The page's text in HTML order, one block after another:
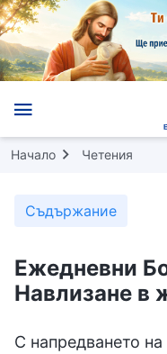
Начало Четения
Съдържание
Ежедневни
Навлизане в
С напредването